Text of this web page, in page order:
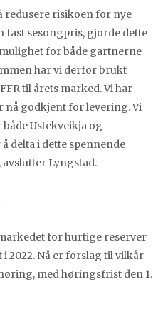
redusere risikoen for nye
fast sesongpris, gjorde dette
for både gartnerne
har vi derfor brukt
til årets marked. Vi har
nå godkjent for levering. Vi
Ustekveikja og
delta i dette spennende
Lyngstad.
for hurtige reserver
2022. Nå er forslag til vilkår
med høringsfrist den 1.